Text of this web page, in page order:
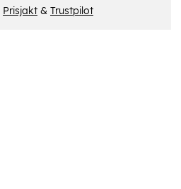
Prisjakt& Trustpilot